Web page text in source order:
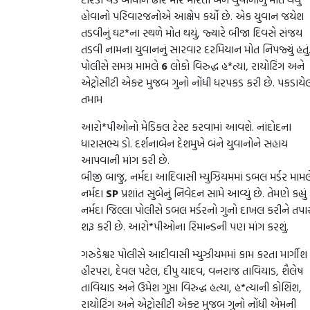
હોવાનો પરિવારજનોએ આક્ષેપ કર્યો છે. એક યુવાન જયેશ
તડવીનું ઘટ*ના સ્થળે મોત થયું, જ્યારે બીજા દિવસે સંજય
તડવી નામના યુવાનનું સારવાર દરમિયાન મોત નિપજ્યું હતું.
પોલીસે સમગ્ર મામલે 6લોકો વિરુદ્ધ હ*ત્યા, રાયોટિંગ અને
એટ્રોસીટી એક્ટ મુજબ ગુનો નોંધી ધરપકડ કરી છે.
તમામ
આરો*પીઓનો મેડિકલ ટેસ્ટ કરવામાં આવશે. નાંદોદના
ધારાસભ્ય ડો. દર્શનાબેન દેશમુખે બંને યુવાનોને સહાય
આપવાની માંગ કરી છે.
બીજી બાજુ, નર્મદા આદિવાસી મ્યુઝિયમમાં ડબલ મર્ડર
નર્મદા SPપ્રશાંત સુબેનું નિવેદન સામે આવ્યું છે. તેમણે કહ્યું
નર્મદા જિલ્લા પોલીસે ડબલ મર્ડરનો ગુનો દાખલ કરીને
શરૂ કરી છે. આરો*પીઓના રિમાન્ડની પણ માંગ કરશું.
ગરુડેશ્વર પોલીસે આદીવાસી મ્યુઝીયમમાં કામ કરતા માર્ગીશ
હીરપરા, દેવલ પટેલ, દીપુ યાદવ, વનરાજ તાવિયાડ, શૈલેષ
તાવિયાડ અને ઉમેશ ગુપ્તા વિરુદ્ધ હત્યા, હ*ત્યાની કોશિશ,
રાયોટિંગ અને એટ્રોસીટી એક્ટ મુજબ ગુનો નોંધી એમની